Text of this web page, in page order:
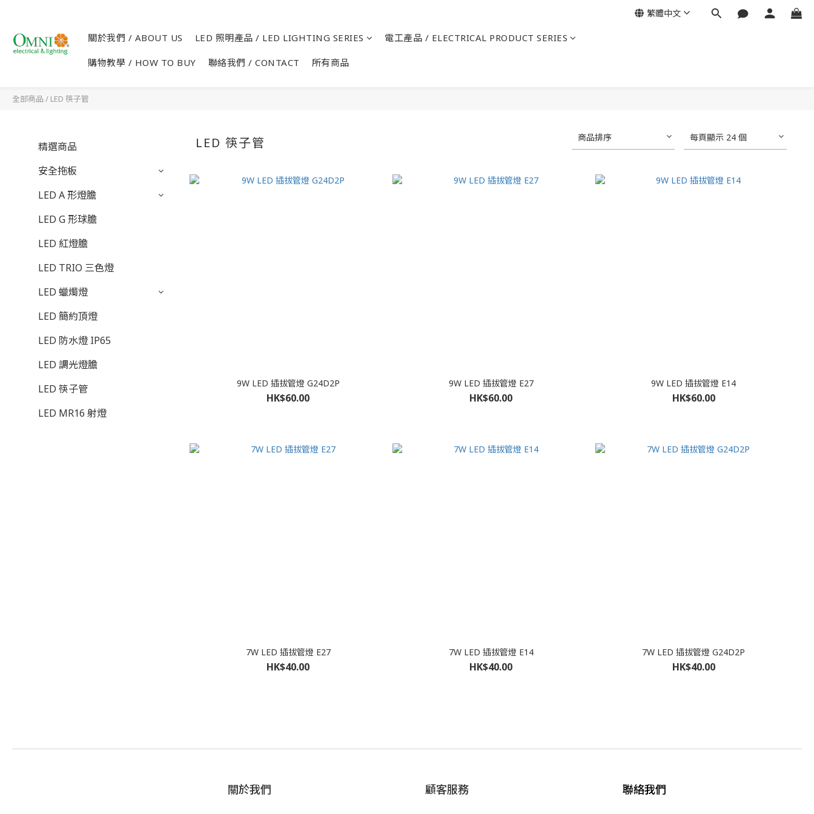
關於我們 / ABOUT US LED 照明產品 / LED LIGHTING SERIES 電工產品 / ELECTRICAL PRODUCT SERIES
購物教學 / HOW TO BUY 聯絡我們 / CONTACT 所有商品
繁體中文
全部商品 / LED 筷子管
精選商品
安全拖板
LED A 形燈膽
LED G 形球膽
LED 紅燈膽
LED TRIO 三色燈
LED 蠟燭燈
LED 簡約頂燈
LED 防水燈 IP65
LED 調光燈膽
LED 筷子管
LED MR16 射燈
LED 筷子管 商品排序 每頁顯示 24 個
9W LED 插拔管燈 G24D2P
HK$60.00
9W LED 插拔管燈 E27
HK$60.00
9W LED 插拔管燈 E14
HK$60.00
7W LED 插拔管燈 E27
HK$40.00
7W LED 插拔管燈 E14
HK$40.00
7W LED 插拔管燈 G24D2P
HK$40.00
關於我們 顧客服務 聯絡我們